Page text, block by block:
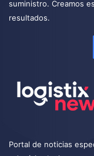
suministro. Creamos
resultados.
Portal de noticias